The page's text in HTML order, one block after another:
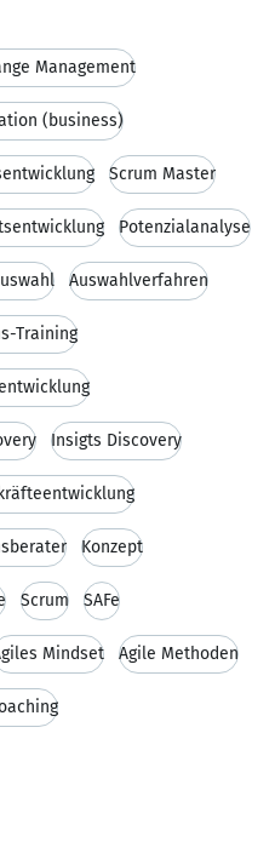
Management
(business)
Scrum Master
Potenzialanalyse
Auswahlverfahren
Training
Insigts Discovery
Konzept
Scrum SAFe
Mindset Agile Methoden